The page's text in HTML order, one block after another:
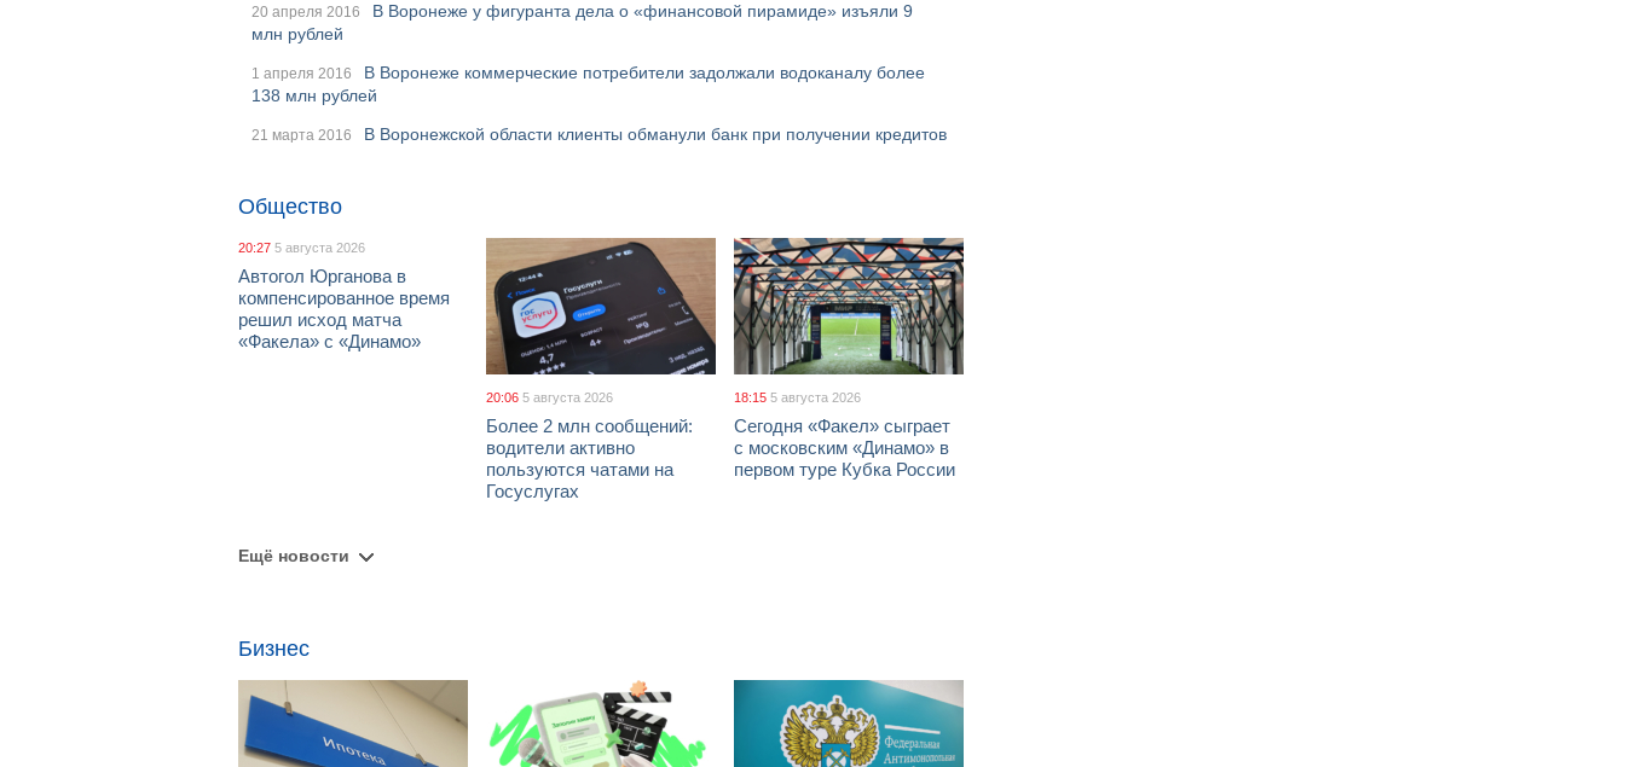
20 апреля 2016
В Воронеже у фигуранта дела о «финансовой пирамиде» изъяли 9
млн рублей
1 апреля 2016
В Воронеже коммерческие потребители задолжали водоканалу более
138 млн рублей
21 марта 2016 В Воронежской области клиенты обманули банк при получении кредитов
Общество
20:27 5 августа 2026
Автогол Юрганова в
компенсированное время
решил исход матча
«Факела» с «Динамо»
20:06 5 августа 2026
Более 2 млн сообщений:
водители активно
пользуются чатами на
Госуслугах
18:15 5 августа 2026
Сегодня «Факел» сыграет
с московским «Динамо» в
первом туре Кубка России
Ещё новости
Бизнес